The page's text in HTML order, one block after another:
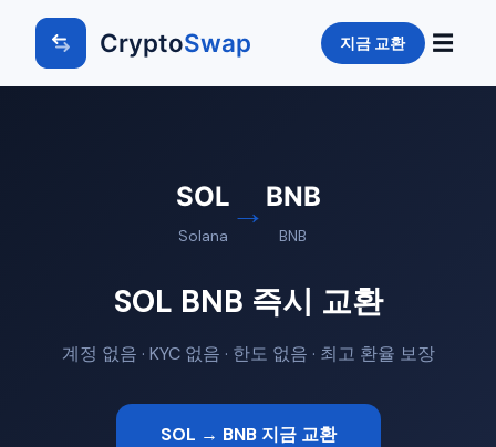
CryptoSwap 지금 교환 ☰
SOL
Solana
→ BNB
BNB
SOL BNB 즉시 교환
계정 없음 · KYC 없음 · 한도 없음 · 최고 환율 보장
SOL → BNB 지금 교환